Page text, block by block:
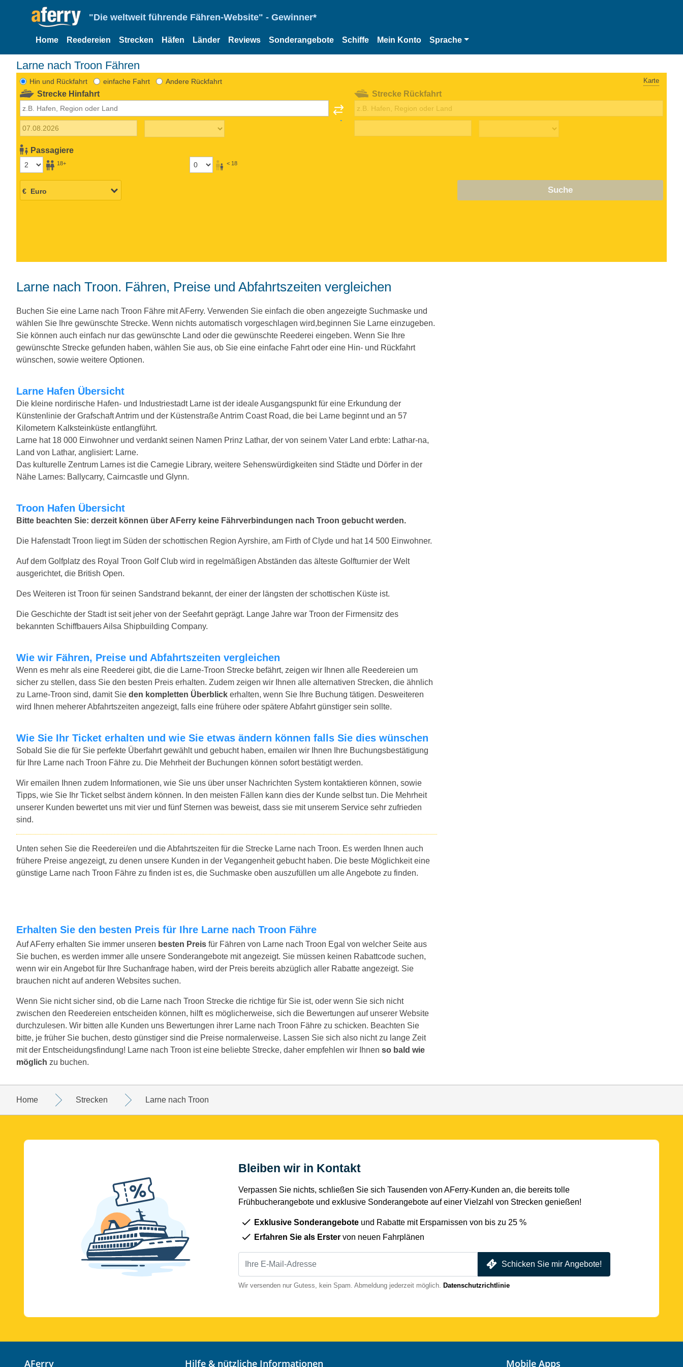
"Die weltweit führende Fähren-Website" - Gewinner*
Home Reedereien Strecken Häfen Länder Reviews Sonderangebote Schiffe Mein Konto Sprache
Larne nach Troon Fähren
Hin und Rückfahrt einfache Fahrt Andere Rückfahrt Karte
Strecke Hinfahrt
Passagiere
18+ < 18
Strecke Rückfahrt
Suche
Larne nach Troon. Fähren, Preise und Abfahrtszeiten vergleichen
Buchen Sie eine Larne nach Troon Fähre mit AFerry. Verwenden Sie einfach die oben angezeigte Suchmaske und
wählen Sie Ihre gewünschte Strecke. Wenn nichts automatisch vorgeschlagen wird,beginnen Sie Larne einzugeben.
Sie können auch einfach nur das gewünschte Land oder die gewünschte Reederei eingeben. Wenn Sie Ihre
gewünschte Strecke gefunden haben, wählen Sie aus, ob Sie eine einfache Fahrt oder eine Hin- und Rückfahrt
wünschen, sowie weitere Optionen.
Larne Hafen Übersicht
Die kleine nordirische Hafen- und Industriestadt Larne ist der ideale Ausgangspunkt für eine Erkundung der
Künstenlinie der Grafschaft Antrim und der Küstenstraße Antrim Coast Road, die bei Larne beginnt und an 57
Kilometern Kalksteinküste entlangführt.
Larne hat 18 000 Einwohner und verdankt seinen Namen Prinz Lathar, der von seinem Vater Land erbte: Lathar-na,
Land von Lathar, anglisiert: Larne.
Das kulturelle Zentrum Larnes ist die Carnegie Library, weitere Sehenswürdigkeiten sind Städte und Dörfer in der
Nähe Larnes: Ballycarry, Cairncastle und Glynn.
Troon Hafen Übersicht
Bitte beachten Sie: derzeit können über AFerry keine Fährverbindungen nach Troon gebucht werden.
Die Hafenstadt Troon liegt im Süden der schottischen Region Ayrshire, am Firth of Clyde und hat 14 500 Einwohner.
Auf dem Golfplatz des Royal Troon Golf Club wird in regelmäßigen Abständen das älteste Golfturnier der Welt
ausgerichtet, die British Open.
Des Weiteren ist Troon für seinen Sandstrand bekannt, der einer der längsten der schottischen Küste ist.
Die Geschichte der Stadt ist seit jeher von der Seefahrt geprägt. Lange Jahre war Troon der Firmensitz des
bekannten Schiffbauers Ailsa Shipbuilding Company.
Wie wir Fähren, Preise und Abfahrtszeiten vergleichen
Wenn es mehr als eine Reederei gibt, die die Larne-Troon Strecke befährt, zeigen wir Ihnen alle Reedereien um
sicher zu stellen, dass Sie den besten Preis erhalten. Zudem zeigen wir Ihnen alle alternativen Strecken, die ähnlich
zu Larne-Troon sind, damit Sie den kompletten Überblick erhalten, wenn Sie Ihre Buchung tätigen. Desweiteren
wird Ihnen meherer Abfahrtszeiten angezeigt, falls eine frühere oder spätere Abfahrt günstiger sein sollte.
Wie Sie Ihr Ticket erhalten und wie Sie etwas ändern können falls Sie dies wünschen
Sobald Sie die für Sie perfekte Überfahrt gewählt und gebucht haben, emailen wir Ihnen Ihre Buchungsbestätigung
für Ihre Larne nach Troon Fähre zu. Die Mehrheit der Buchungen können sofort bestätigt werden.
Wir emailen Ihnen zudem Informationen, wie Sie uns über unser Nachrichten System kontaktieren können, sowie
Tipps, wie Sie Ihr Ticket selbst ändern können. In den meisten Fällen kann dies der Kunde selbst tun. Die Mehrheit
unserer Kunden bewertet uns mit vier und fünf Sternen was beweist, dass sie mit unserem Service sehr zufrieden
sind.
Unten sehen Sie die Reederei/en und die Abfahrtszeiten für die Strecke Larne nach Troon. Es werden Ihnen auch
frühere Preise angezeigt, zu denen unsere Kunden in der Vegangenheit gebucht haben. Die beste Möglichkeit eine
günstige Larne nach Troon Fähre zu finden ist es, die Suchmaske oben auszufüllen um alle Angebote zu finden.
Erhalten Sie den besten Preis für Ihre Larne nach Troon Fähre
Auf AFerry erhalten Sie immer unseren besten Preis für Fähren von Larne nach Troon Egal von welcher Seite aus
Sie buchen, es werden immer alle unsere Sonderangebote mit angezeigt. Sie müssen keinen Rabattcode suchen,
wenn wir ein Angebot für Ihre Suchanfrage haben, wird der Preis bereits abzüglich aller Rabatte angezeigt. Sie
brauchen nicht auf anderen Websites suchen.
Wenn Sie nicht sicher sind, ob die Larne nach Troon Strecke die richtige für Sie ist, oder wenn Sie sich nicht
zwischen den Reedereien entscheiden können, hilft es möglicherweise, sich die Bewertungen auf unserer Website
durchzulesen. Wir bitten alle Kunden uns Bewertungen ihrer Larne nach Troon Fähre zu schicken. Beachten Sie
bitte, je früher Sie buchen, desto günstiger sind die Preise normalerweise. Lassen Sie sich also nicht zu lange Zeit
mit der Entscheidungsfindung! Larne nach Troon ist eine beliebte Strecke, daher empfehlen wir Ihnen so bald wie
möglich zu buchen.
Home Strecken Larne nach Troon
Bleiben wir in Kontakt
Verpassen Sie nichts, schließen Sie sich Tausenden von AFerry-Kunden an, die bereits tolle
Frühbucherangebote und exklusive Sonderangebote auf einer Vielzahl von Strecken genießen!
Exklusive Sonderangebote und Rabatte mit Ersparnissen von bis zu 25 %
Erfahren Sie als Erster von neuen Fahrplänen
Schicken Sie mir Angebote!
Wir versenden nur Gutess, kein Spam. Abmeldung jederzeit möglich. Datenschutzrichtlinie
AFerry Hilfe & nützliche Informationen Mobile Apps